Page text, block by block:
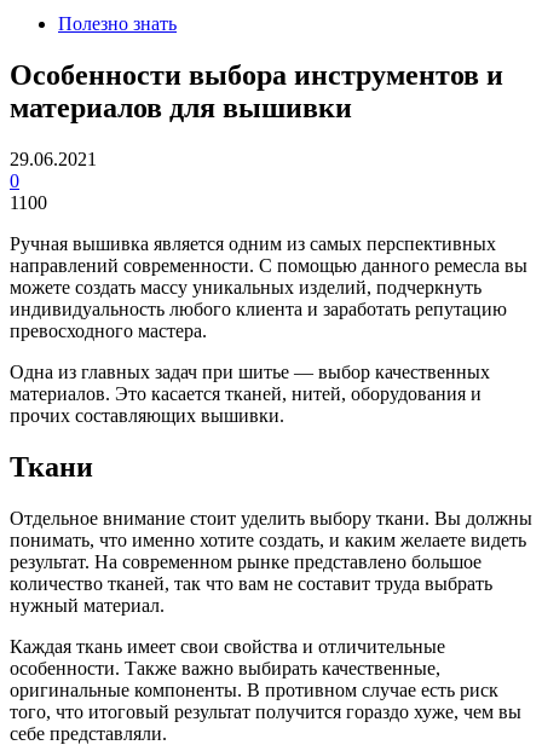
Полезно знать
Особенности выбора инструментов и
материалов для вышивки
29.06.2021
0
1100
Ручная вышивка является одним из самых перспективных
направлений современности. С помощью данного ремесла вы
можете создать массу уникальных изделий, подчеркнуть
индивидуальность любого клиента и заработать репутацию
превосходного мастера.
Одна из главных задач при шитье — выбор качественных
материалов. Это касается тканей, нитей, оборудования и
прочих составляющих вышивки.
Ткани
Отдельное внимание стоит уделить выбору ткани. Вы должны
понимать, что именно хотите создать, и каким желаете видеть
результат. На современном рынке представлено большое
количество тканей, так что вам не составит труда выбрать
нужный материал.
Каждая ткань имеет свои свойства и отличительные
особенности. Также важно выбирать качественные,
оригинальные компоненты. В противном случае есть риск
того, что итоговый результат получится гораздо хуже, чем вы
себе представляли.